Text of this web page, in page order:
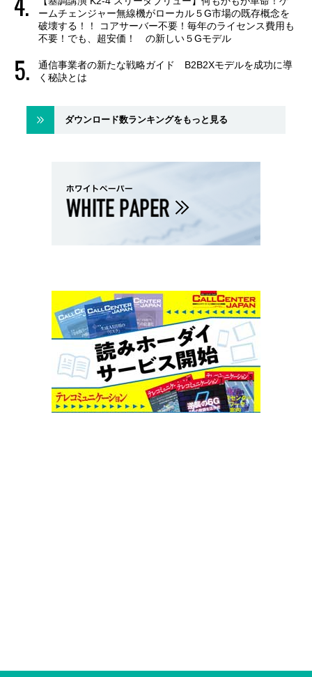
ームチェンジャー無線機がローカル５G市場の既存概念を
破壊する！！ コアサーバー不要！毎年のライセンス費用も
不要！でも、超安価！ の新しい５Gモデル
通信事業者の新たな戦略ガイド B2B2Xモデルを成功に導
く秘訣とは
ダウンロード数ランキングをもっと見る